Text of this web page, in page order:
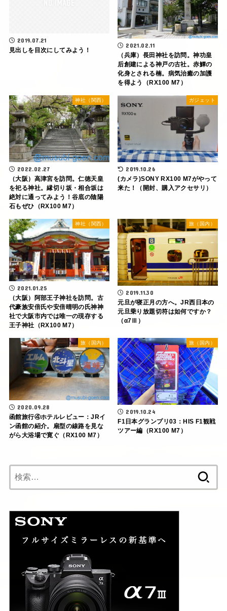
2019.07.21
見出しを目次にしてみよう！
2021.02.11
（兵庫）長田神社を訪問。神功皇
后創建による神戸の古社。赤鱏の
化身とされる楠。病気治癒の加護
を得よう（RX100 M7）
神社（関西）
2022.02.27
（大阪）高津宮を訪問。仁徳天皇
を祀る神社。縁切り坂・相合坂は
絶対に通ってみよう！谷底の陰陽
石もぜひ（RX100 M7）
ガジェット
2019.10.26
(カメラ)SONY RX100 M7がやって
来た！（開封、購入アクセサリ）
神社（関西）
2021.01.25
（大阪）阿部王子神社を訪問。古
代豪族安倍氏や安倍晴明の氏神神
社で大阪市内では唯一の現存する
王子神社（RX100 M7）
旅（国内）
2019.11.30
元旦が寝正月の方へ。JR西日本の
元旦乗り放題切符は如何ですか？
（α7Ⅲ）
旅（国内）
2020.09.28
函館旅行④ホテルレビュー：JRイ
ン函館の紹介。扇型の線路を見な
がら大浴場で寛ぐ（RX100 M7）
旅（国内）
2019.10.24
F1日本グランプリ03：HIS F1観戦
ツアー編（RX100 M7）
索: